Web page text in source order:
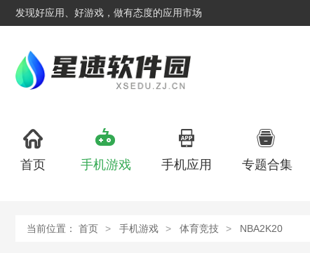
发现好应用、好游戏，做有态度的应用市场
首页 手机游戏 手机应用 专题合集
当前位置： 首页 手机游戏 体育竞技 NBA2K20